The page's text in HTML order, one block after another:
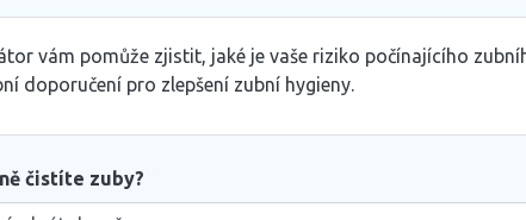
vám pomůže zjistit, jaké je vaše riziko počínajícího
doporučení pro zlepšení zubní hygieny.
čistíte zuby?